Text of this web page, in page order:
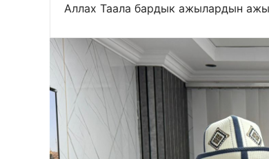
Аллах Таала бардык ажылардын